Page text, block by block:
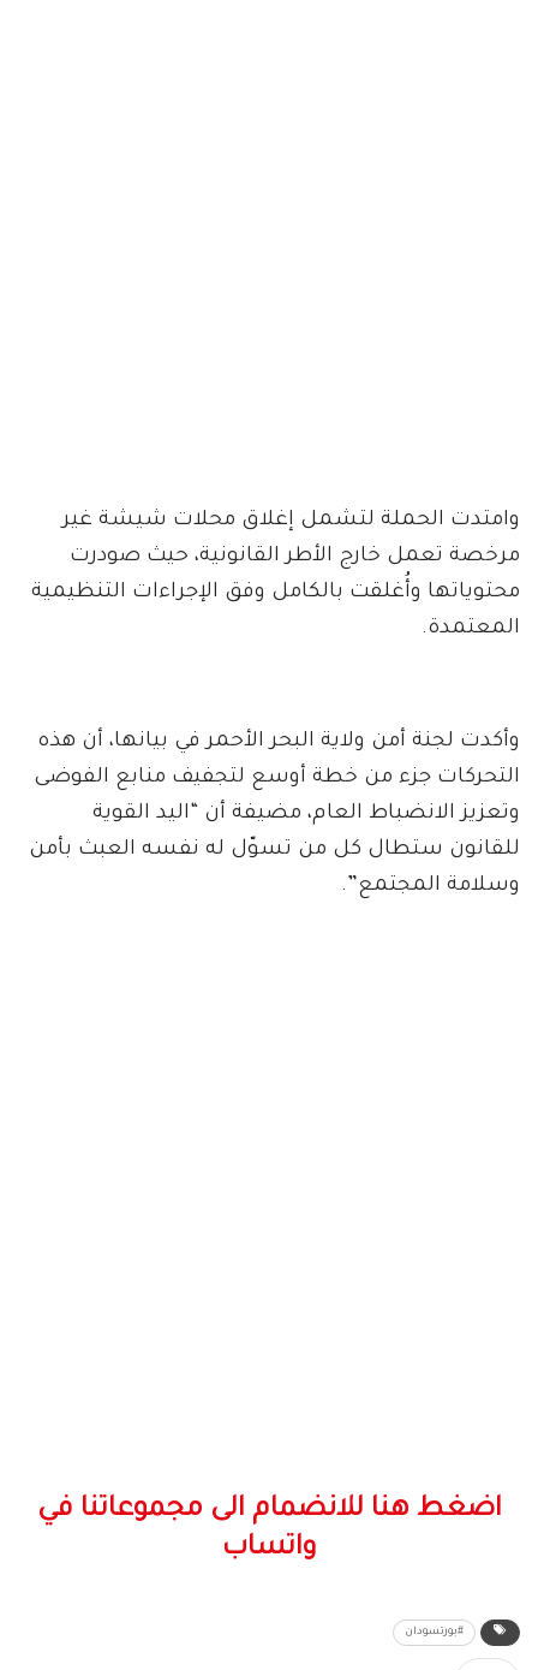
وامتدت الحملة لتشمل إغلاق محلات شيشة غير
مرخصة تعمل خارج الأطر القانونية، حيث صودرت
محتوياتها وأُغلقت بالكامل وفق الإجراءات التنظيمية
المعتمدة.
وأكدت لجنة أمن ولاية البحر الأحمر في بيانها، أن هذه
التحركات جزء من خطة أوسع لتجفيف منابع الفوضى
وتعزيز الانضباط العام، مضيفة أن “اليد القوية
للقانون ستطال كل من تسوّل له نفسه العبث بأمن
وسلامة المجتمع”.
اضغط هنا للانضمام الى مجموعاتنا في
واتساب
#بورتسودان